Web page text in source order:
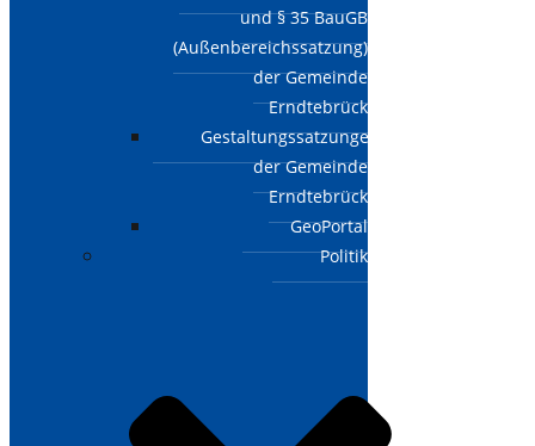
und § 35 BauGB
(Außenbereichssatzung)
der Gemeinde
Erndtebrück
Gestaltungssatzungen
der Gemeinde
Erndtebrück
GeoPortal
Politik